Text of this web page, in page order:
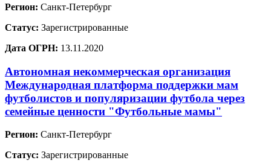
Регион: Санкт-Петербург
Статус: Зарегистрированные
Дата ОГРН: 13.11.2020
Автономная некоммерческая организация
Международная платформа поддержки мам
футболистов и популяризации футбола через
семейные ценности "Футбольные мамы"
Регион: Санкт-Петербург
Статус: Зарегистрированные